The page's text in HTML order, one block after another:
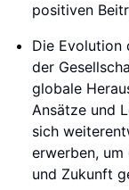
positiven
Die Evolution
der
globale
Ansätze und
sich
erwerben,
und Zukunft